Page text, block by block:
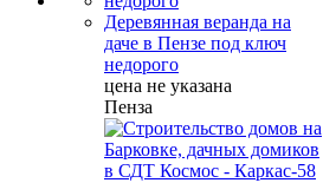
Деревянная веранда на
даче в Пензе под ключ
недорого
цена не указана
Пенза